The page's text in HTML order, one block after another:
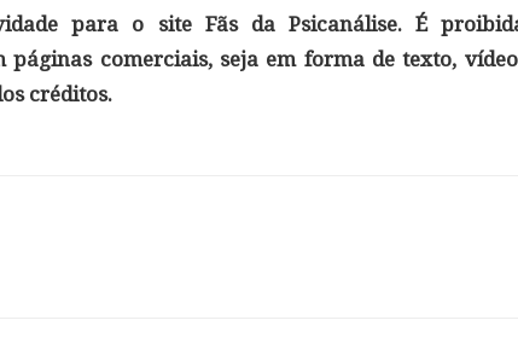
para o site Fãs da Psicanálise. É
páginas comerciais, seja em forma de texto,
créditos.